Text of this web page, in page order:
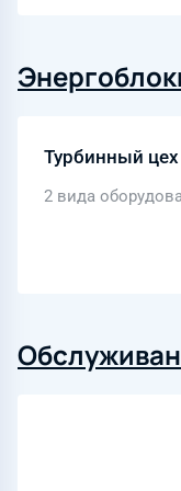
Турбинный цех
2 вида